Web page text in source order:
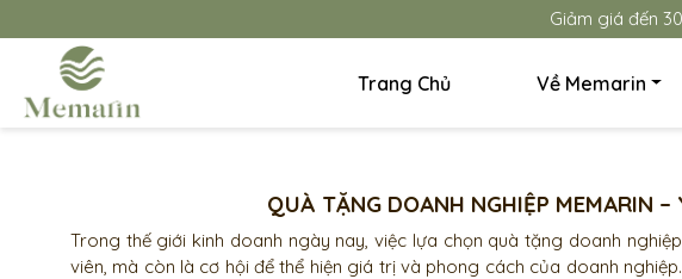
Giảm giá đến
Trang Chủ Về Memarin
QUÀ TẶNG DOANH NGHIỆP MEMARIN
Trong thế giới kinh doanh ngày nay, việc lựa chọn quà tặng doanh
viên, mà còn là cơ hội để thể hiện giá trị và phong cách của doanh